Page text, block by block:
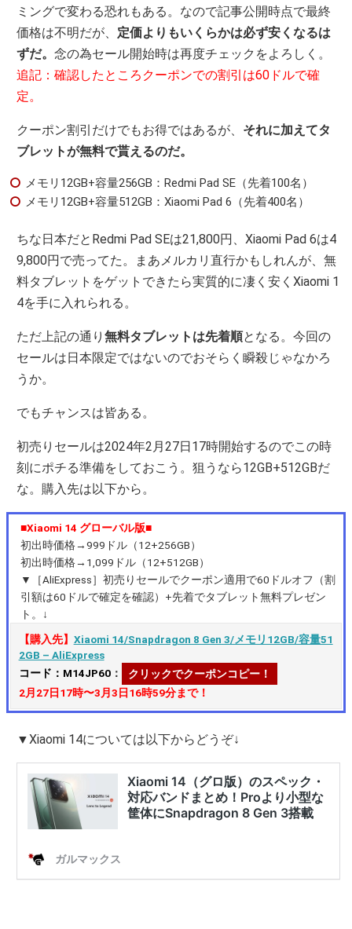
ミングで変わる恐れもある。なので記事公開時点で最終
価格は不明だが、 定価よりもいくらかは必ず安くなるは
ずだ。念の為セール開始時は再度チェックをよろしく。
追記：確認したところクーポンでの割引は60ドルで確
定。
クーポン割引だけでもお得ではあるが、 それに加えてタ
ブレットが無料で貰えるのだ。
メモリ12GB+容量256GB：Redmi Pad SE（先着100名）
メモリ12GB+容量512GB：Xiaomi Pad 6（先着400名）
ちな日本だとRedmi Pad SEは21,800円、Xiaomi Pad 6は4
9,800円で売ってた。まあメルカリ直行かもしれんが、無
料タブレットをゲットできたら実質的に凄く安くXiaomi 1
4を手に入れられる。
ただ上記の通り無料タブレットは先着順となる。今回の
セールは日本限定ではないのでおそらく瞬殺じゃなかろ
うか。
でもチャンスは皆ある。
初売りセールは2024年2月27日17時開始するのでこの時
刻にポチる準備をしておこう。狙うなら12GB+512GBだ
な。購入先は以下から。
■Xiaomi 14 グローバル版■
初出時価格→999ドル（12+256GB）
初出時価格→1,099ドル（12+512GB）
▼［AliExpress］初売りセールでクーポン適用で60ドルオフ（割
引額は60ドルで確定を確認）+先着でタブレット無料プレゼン
ト。↓
【購入先】 Xiaomi 14/Snapdragon 8 Gen 3/メモリ12GB/容量51
2GB – AliExpress
コード：M14JP60：
クリックでクーポンコピー！
2月27日17時〜3月3日16時59分まで！
▼Xiaomi 14については以下からどうぞ↓